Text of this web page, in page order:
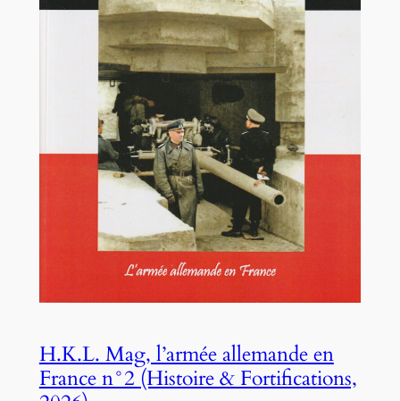
H.K.L. Mag, l’armée allemande en
France n°2 (Histoire & Fortifications,